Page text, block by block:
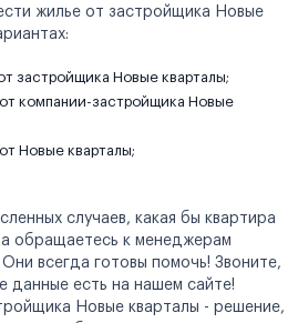
жилье от застройщика Новые
застройщика Новые кварталы;
компании-застройщика Новые
Новые кварталы;
случаев, какая бы квартира
обращаетесь к менеджерам
всегда готовы помочь! Звоните,
данные есть на нашем сайте!
Новые кварталы - решение,